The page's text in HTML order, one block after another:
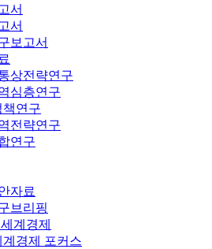
서
서
보고서
상전략연구
심층연구
연구
전략연구
연구
자료
브리핑
계경제
계경제 포커스